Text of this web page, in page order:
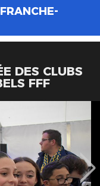
DES CLUBS
FFF